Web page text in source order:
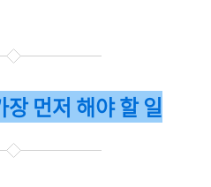
먼저 해야 할 일